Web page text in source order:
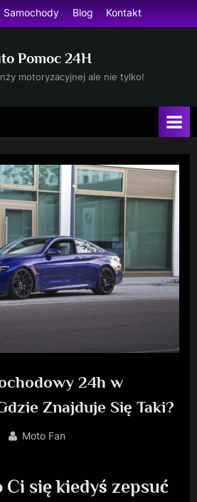
Samochody Blog Kontakt
Pomoc 24H
motoryzacyjnej ale nie tylko!
24h w
Znajduje Się Taki?
By
Moto Fan
Ci się kiedyś zepsuć